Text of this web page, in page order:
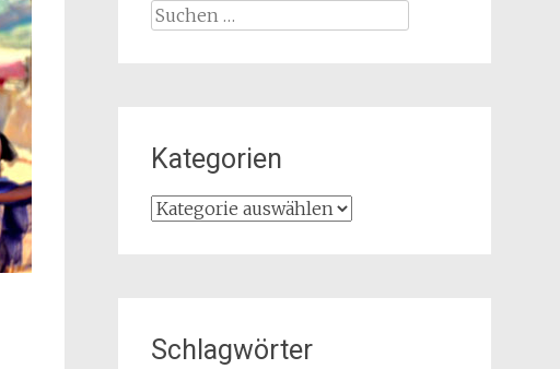
Suchen
Kategorien
Kategorien
Schlagwörter